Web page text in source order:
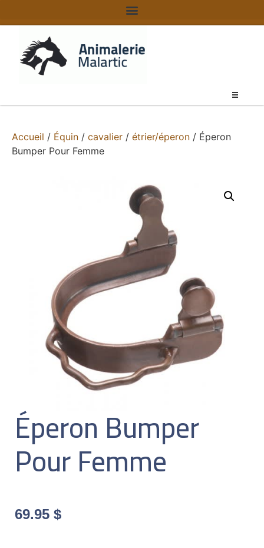
Accueil / Équin / cavalier / étrier/éperon / Éperon
Bumper Pour Femme
Éperon Bumper
Pour Femme
69.95 $